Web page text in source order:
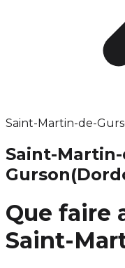
Saint-Martin-de-
Saint-
Gurson
Que faire
Saint-